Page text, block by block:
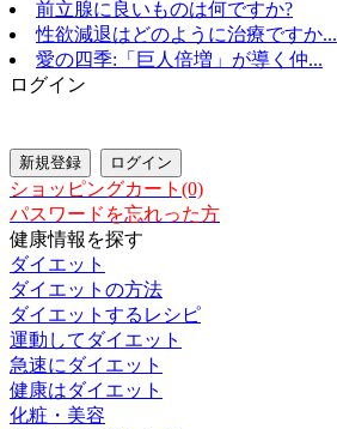
前立腺に良いものは何ですか?
性欲減退はどのように治療ですか...
愛の四季:「巨人倍増」が導く仲...
ログイン
ショッピングカート(0)
パスワードを忘れった方
健康情報を探す
ダイエット
ダイエットの方法
ダイエットするレシピ
運動してダイエット
急速にダイエット
健康はダイエット
化粧・美容